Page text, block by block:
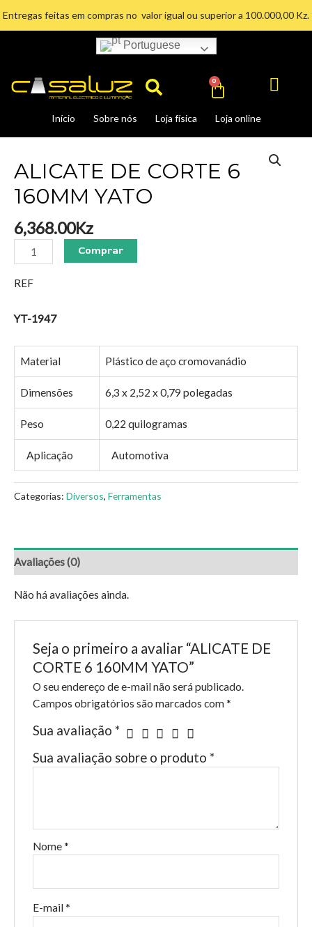
Entregas feitas em compras no valor igual ou superior a 100.000,00 Kz.
Portuguese
Search
Início Sobre nós Loja física Loja online
0
ALICATE DE CORTE 6
160MM YATO
6,368.00Kz
DE
CORTE
YATO
quantidade
Comprar
REF
YT-1947
Material Plástico de aço cromovanádio
Dimensões 6,3 x 2,52 x 0,79 polegadas
Peso 0,22 quilogramas
Aplicação Automotiva
Categorias: Diversos, Ferramentas
Avaliações (0)
Não há avaliações ainda.
Seja o primeiro a avaliar “ALICATE DE
CORTE 6 160MM YATO”
O seu endereço de e-mail não será publicado.
Campos obrigatórios são marcados com *
Sua avaliação *
Sua avaliação sobre o produto *
Nome *
E-mail *